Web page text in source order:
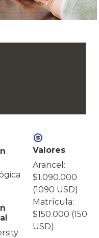
Valores
Arancel:
$1.090.000
(1090 USD)
Matrícula:
$150.000 (150
USD)